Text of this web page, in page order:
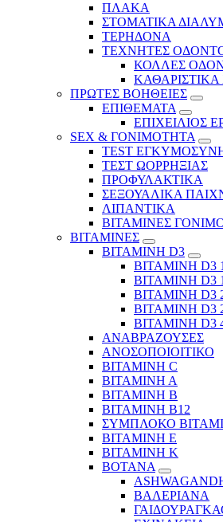
ΠΛΑΚΑ
ΣΤΟΜΑΤΙΚΑ
ΤΕΡΗΔΟΝΑ
ΤΕΧΝΗΤΕΣ
ΚΟΛΛΕΣ
ΚΑΘΑΡΙΣΤΙΚΑ
ΠΡΩΤΕΣ ΒΟΗΘΕΙΕΣ
ΕΠΙΘΕΜΑΤΑ
ΕΠΙΧΕΙΛΙΟΣ
SEX & ΓΟΝΙΜΟΤΗΤΑ
TEST
ΤΕΣΤ ΩΟΡΡΗΞΙΑΣ
ΠΡΟΦΥΛΑΚΤΙΚΑ
ΣΕΞΟΥΑΛΙΚΑ
ΛΙΠΑΝΤΙΚΑ
ΒΙΤΑΜΙΝΕΣ
ΒΙΤΑΜΙΝΕΣ
ΒΙΤΑΜΙΝΗ D3
ΒΙΤΑΜΙΝΗ D3
ΒΙΤΑΜΙΝΗ D3
ΒΙΤΑΜΙΝΗ D3
ΒΙΤΑΜΙΝΗ D3
BITAMINH D3
ΑΝΑΒΡΑΖΟΥΣΕΣ
ΑΝΟΣΟΠΟΙΟΙΤΙΚΟ
ΒΙΤΑΜΙΝΗ C
ΒΙΤΑΜΙΝΗ Α
ΒΙΤΑΜΙΝΗ Β
ΒΙΤΑΜΙΝΗ Β12
ΣΥΜΠΛΟΚΟ
ΒΙΤΑΜΙΝΗ Ε
ΒΙΤΑΜΙΝΗ Κ
ΒΟΤΑΝΑ
ΒΑΛΕΡΙΑΝΑ